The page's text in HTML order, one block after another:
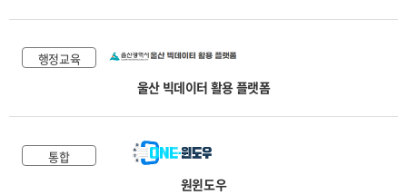
행정교육
울산 빅데이터 활용 플랫폼
통합
원윈도우